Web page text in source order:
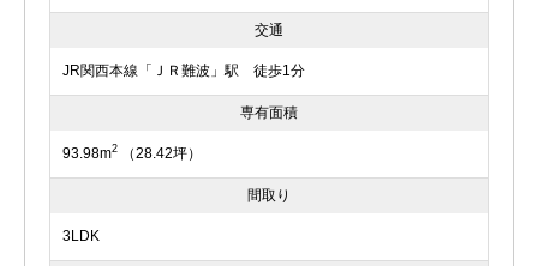
交通
JR関西本線「ＪＲ難波」駅 徒歩1分
専有面積
93.98m2 （28.42坪）
間取り
3LDK